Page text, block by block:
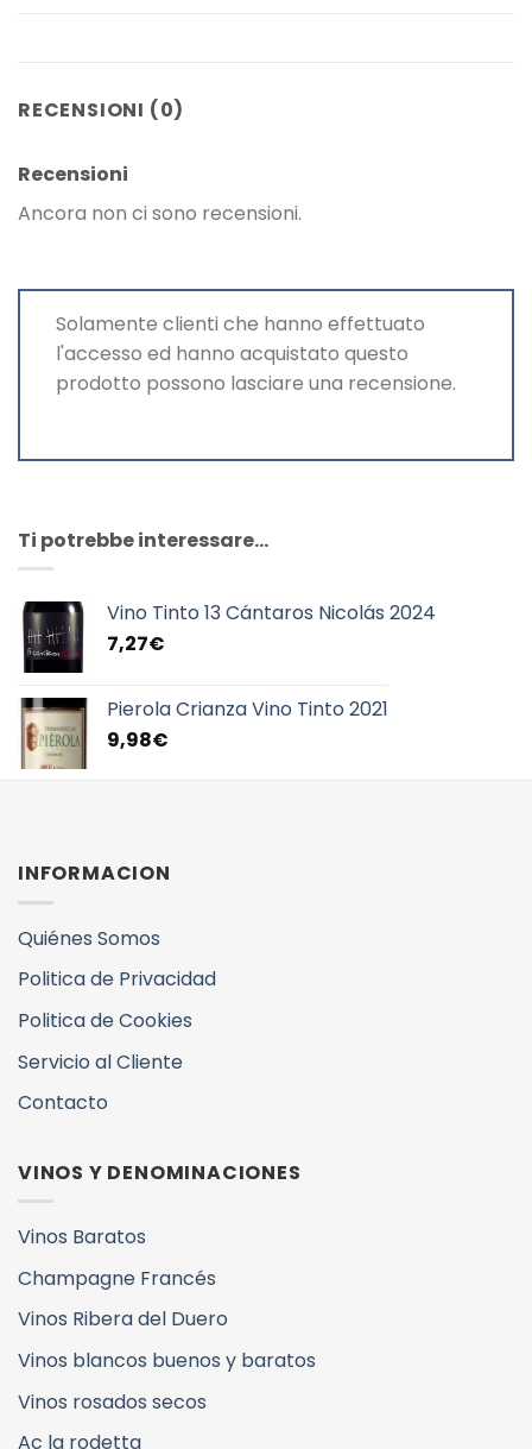
RECENSIONI (0)
Recensioni
Ancora non ci sono recensioni.
Solamente clienti che hanno effettuato
l'accesso ed hanno acquistato questo
prodotto possono lasciare una recensione.
Ti potrebbe interessare…
Vino Tinto 13 Cántaros Nicolás 2024
7,27€
Pierola Crianza Vino Tinto 2021
9,98€
INFORMACION
Quiénes Somos
Politica de Privacidad
Politica de Cookies
Servicio al Cliente
Contacto
VINOS Y DENOMINACIONES
Vinos Baratos
Champagne Francés
Vinos Ribera del Duero
Vinos blancos buenos y baratos
Vinos rosados secos
Ac la rodetta